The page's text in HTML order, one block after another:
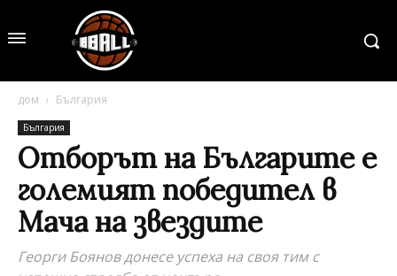
дом България
България
Отборът на Българите е
големият победител в
Мача на звездите
Георги Боянов донесе успеха на своя тим с